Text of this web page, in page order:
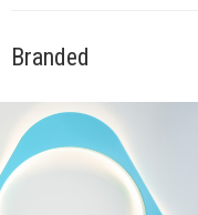
Branded